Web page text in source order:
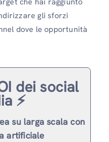
gli sforzi
dove le opportunità
dei social
⚡️
su larga scala con
artificiale